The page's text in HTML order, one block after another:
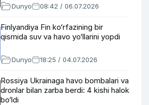
Dunyo 08:42 / 06.07.2026
Finlyandiya Fin ko‘rfazining bir
qismida suv va havo yo‘llarini yopdi
Dunyo 18:25 / 04.07.2026
Rossiya Ukrainaga havo bombalari va
dronlar bilan zarba berdi: 4 kishi halok
bo‘ldi